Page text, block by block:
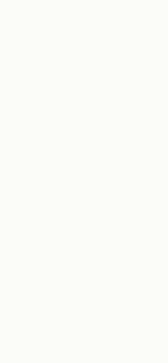
Route des